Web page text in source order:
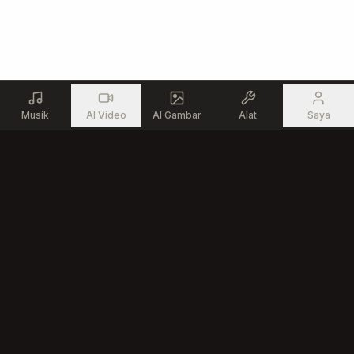
Musik AI Video AI Gambar Alat Saya